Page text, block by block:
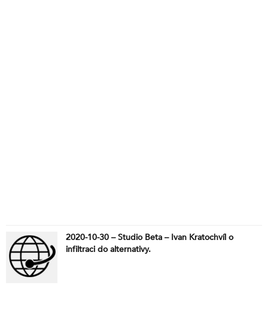
2020-10-30 – Studio Beta – Ivan Kratochvíl o
infiltraci do alternativy.